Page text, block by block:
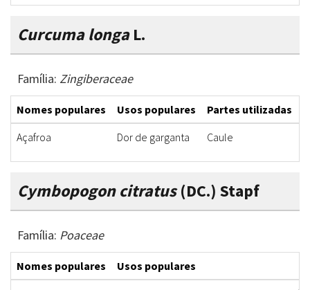
Curcuma longaL.
Família: Zingiberaceae
Nomes populares Usos populares Partes utilizadas
Açafroa
Dor de garganta Caule
Cymbopogon citratus(DC.) Stapf
Família: Poaceae
Nomes populares
Usos populares